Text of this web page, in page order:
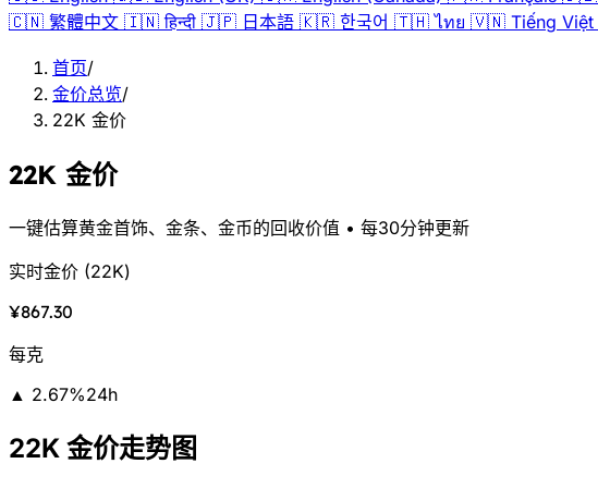
🇨🇳 繁體中文 🇮🇳 हिन्दी 🇯🇵 日本語 🇰🇷 한국어 🇹🇭 ไทย 🇻🇳 Tiếng Việt
首页/
金价总览/
22K 金价
22K 金价
一键估算黄金首饰、金条、金币的回收价值 • 每30分钟更新
实时金价 (22K)
¥867.30
每克
▲ 2.67%24h
22K 金价走势图